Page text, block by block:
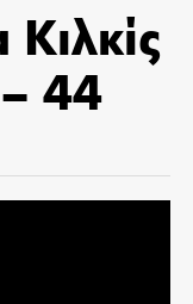
44